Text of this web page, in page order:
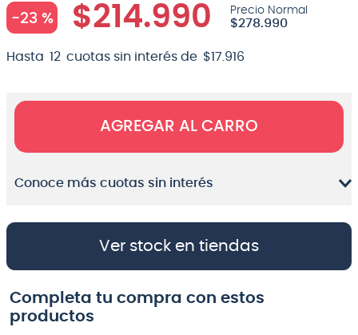
-23 % $214.990 $278.990
Hasta 12 cuotas sin interés de $17 916
AGREGAR AL CARRO
Conoce más cuotas sin interés
Ver stock en tiendas
Completa tu compra con estos
productos